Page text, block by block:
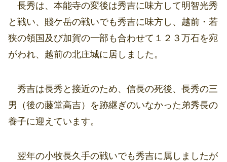
長秀は、本能寺の変後は秀吉に味方して明智光秀
と戦い、賤ケ岳の戦いでも秀吉に味方し、越前・若
狭の領国及び加賀の一部も合わせて１２３万石を宛
がわれ、越前の北庄城に居しました。
秀吉は長秀と接近のため、信長の死後、長秀の三
男（後の藤堂高吉）を跡継ぎのいなかった弟秀長の
養子に迎えています。
翌年の小牧長久手の戦いでも秀吉に属しましたが